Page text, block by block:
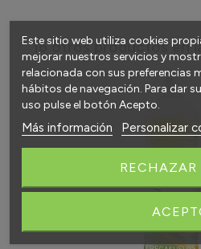
16 otros productos en
Este sitio web utiliza cookies
mejorar nuestros servicios y
relacionada con sus preferencias
hábitos de navegación. Para dar
uso pulse el botón Acepto.
Más información Personalizar
RECHAZAR